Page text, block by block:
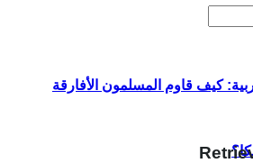
كيف قاوم المسلمون الأفارقة